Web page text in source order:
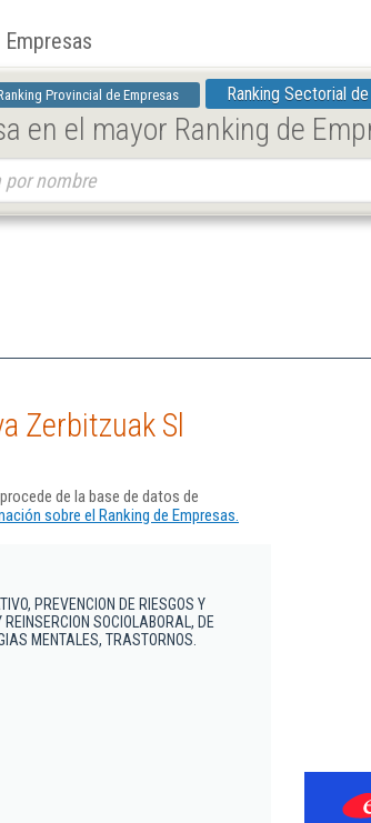
Empresas
Provincial de Empresas Ranking Sectorial
en el mayor Ranking de
Zerbitzuak Sl
de la base de datos de
sobre el Ranking de Empresas.
PREVENCION DE RIESGOS Y
SOCIOLABORAL, DE
MENTALES, TRASTORNOS.